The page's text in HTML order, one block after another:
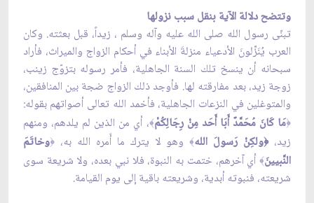
وتتضح دلالة الآية بنقل سبب نزولها
تبنّى رسول الله صلى الله عليه وآله وسلم ، زيداً، قبل بعثته. وكان
العرب يُنَزِّلونَ الأدعياء منزلةَ الأبناء في أحكام الزواج والميراث، فأراد
سبحانه أن ينسخ تلك السنة الجاهلية، فأمر رسوله بتزوّج زينب،
زوجة زيد، بعد مفارقته لها. فأوجد ذلك الزواج ضجة بين المنافقين،
والمتوغلين في النزعات الجاهلية، فأخمد الله تعالى أصواتهم بقوله:
﴿مَا كَانَ مُحَمَّدٌ أَبَا أَحَد مِنْ رِجَالِكُمْ﴾، أي من الذين لم يلدهم، ومنهم
زيد،﴿ولكِنْ رَسولَ الله﴾وهو لا يترك ما أَمره الله به،﴿وخاتَمَ
النَّبيينَ﴾أي آخرهم، ختمت به النبوة، فلا نبي بعده، ولا شريعة سوى
شريعته، فنبوته أبدية، وشريعته باقية إلى يوم القيامة.